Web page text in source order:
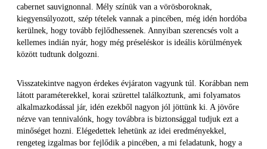
cabernet sauvignonnal. Mély színük van a vörösboroknak,
kiegyensúlyozott, szép tételek vannak a pincében, még idén hordóba
kerülnek, hogy tovább fejlődhessenek. Annyiban szerencsés volt a
kellemes indián nyár, hogy még préseléskor is ideális körülmények
között tudtunk dolgozni.
Visszatekintve nagyon érdekes évjáraton vagyunk túl. Korábban nem
látott paraméterekkel, korai szürettel találkoztunk, ami folyamatos
alkalmazkodással jár, idén ezekből nagyon jól jöttünk ki. A jövőre
nézve van tennivalónk, hogy továbbra is biztonsággal tudjuk ezt a
minőséget hozni. Elégedettek lehetünk az idei eredményekkel,
rengeteg izgalmas bor fejlődik a pincében, a mi feladatunk, hogy a